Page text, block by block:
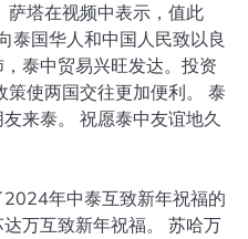
萨塔在视频中表示，值此
泰国华人和中国人民致以良
泰中贸易兴旺发达。投资
策使两国交往更加便利。 泰
来泰。 祝愿泰中友谊地久
年中泰互致新年祝福的
万互致新年祝福。 苏哈万